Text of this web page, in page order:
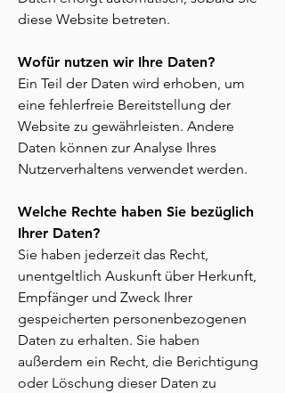
diese Website betreten.
Wofür nutzen wir Ihre Daten?
Ein Teil der Daten wird erhoben, um
eine fehlerfreie Bereitstellung der
Website zu gewährleisten. Andere
Daten können zur Analyse Ihres
Nutzerverhaltens verwendet werden.
Welche Rechte haben Sie bezüglich
Ihrer Daten?
Sie haben jederzeit das Recht,
unentgeltlich Auskunft über Herkunft,
Empfänger und Zweck Ihrer
gespeicherten personenbezogenen
Daten zu erhalten. Sie haben
außerdem ein Recht, die Berichtigung
oder Löschung dieser Daten zu